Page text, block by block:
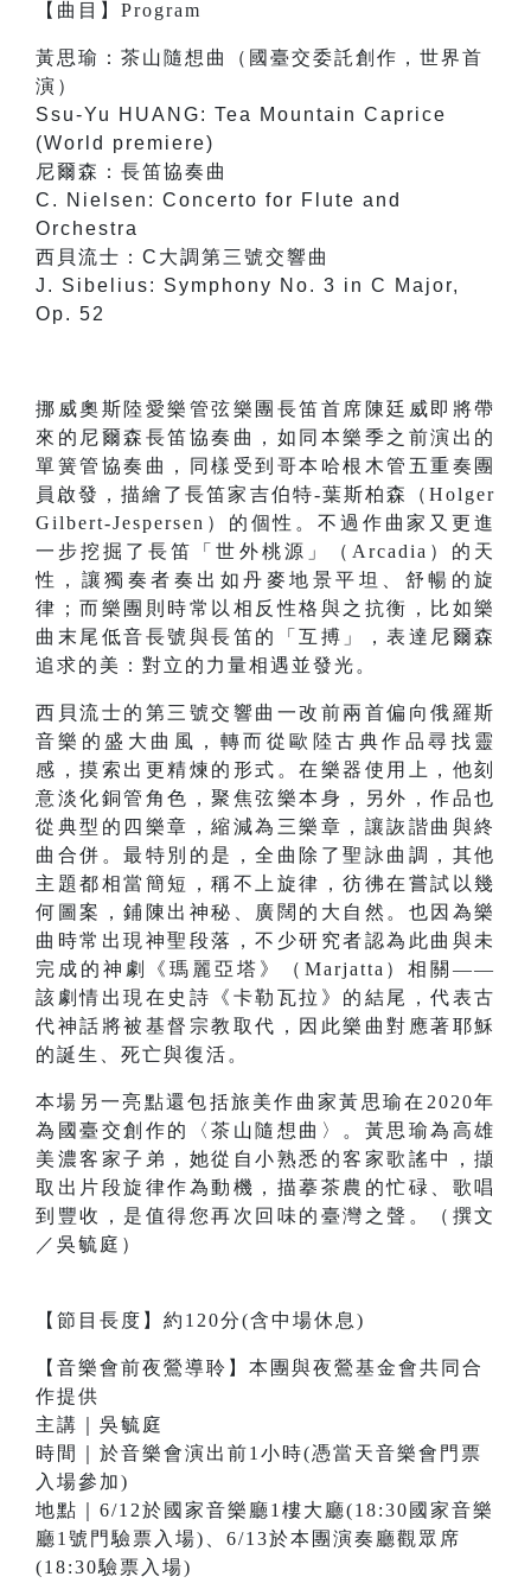
【 曲目 】 Program
黃思瑜：茶山隨想曲（國臺交委託創作，世界首
演）
Ssu-Yu HUANG: Tea Mountain Caprice
(World premiere)
尼爾森：長笛協奏曲
C. Nielsen: Concerto for Flute and
Orchestra
西貝流士：C大調第三號交響曲
J. Sibelius: Symphony No. 3 in C Major,
Op. 52
挪威奧斯陸愛樂管弦樂團長笛首席陳廷威即將帶
來的尼爾森長笛協奏曲，如同本樂季之前演出的
單簧管協奏曲，同樣受到哥本哈根木管五重奏團
員啟發，描繪了長笛家吉伯特-葉斯柏森（Holger
Gilbert-Jespersen）的個性。不過作曲家又更進
一步挖掘了長笛「世外桃源」（Arcadia）的天
性，讓獨奏者奏出如丹麥地景平坦、舒暢的旋
律；而樂團則時常以相反性格與之抗衡，比如樂
曲末尾低音長號與長笛的「互搏」，表達尼爾森
追求的美：對立的力量相遇並發光。
西貝流士的第三號交響曲一改前兩首偏向俄羅斯
音樂的盛大曲風，轉而從歐陸古典作品尋找靈
感，摸索出更精煉的形式。在樂器使用上，他刻
意淡化銅管角色，聚焦弦樂本身，另外，作品也
從典型的四樂章，縮減為三樂章，讓詼諧曲與終
曲合併。最特別的是，全曲除了聖詠曲調，其他
主題都相當簡短，稱不上旋律，彷彿在嘗試以幾
何圖案，鋪陳出神秘、廣闊的大自然。也因為樂
曲時常出現神聖段落，不少研究者認為此曲與未
完成的神劇《瑪麗亞塔》（Marjatta）相關——
該劇情出現在史詩《卡勒瓦拉》的結尾，代表古
代神話將被基督宗教取代，因此樂曲對應著耶穌
的誕生、死亡與復活。
本場另一亮點還包括旅美作曲家黃思瑜在2020年
為國臺交創作的〈茶山隨想曲〉。黃思瑜為高雄
美濃客家子弟，她從自小熟悉的客家歌謠中，擷
取出片段旋律作為動機，描摹茶農的忙碌、歌唱
到豐收，是值得您再次回味的臺灣之聲。（撰文
／吳毓庭）
【節目長度】約120分(含中場休息)
【音樂會前夜鶯導聆】本團與夜鶯基金會共同合
作提供
主講｜吳毓庭
時間｜於音樂會演出前1小時(憑當天音樂會門票
入場參加)
地點｜6/12於國家音樂廳1樓大廳(18:30國家音樂
廳1號門驗票入場)、6/13於本團演奏廳觀眾席
(18:30驗票入場)